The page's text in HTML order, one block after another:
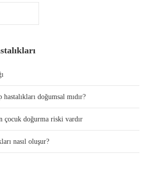
doğumsal mıdır?
çocuk doğurma riski vardır
nasıl oluşur?